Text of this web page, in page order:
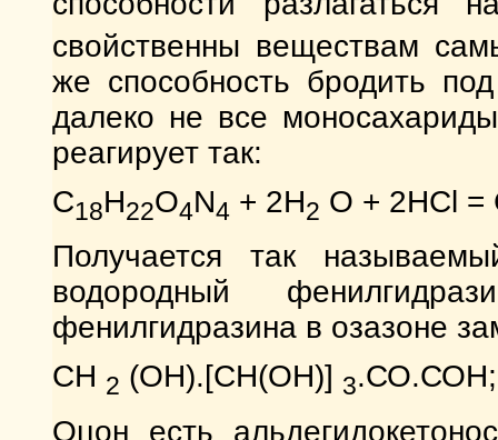
свойственны веществам
же способность бродить
далеко не все
реагирует так:
C18H22O4N4 + 2H2 O + 2НCl =
Получается так
водородный
фенилгидразина в озазоне
СН 2 (ОН).[СН(ОН)] 3.СО.СОН;
Оцон есть